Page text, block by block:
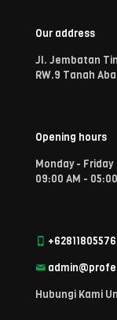
Our address
Jl. Jembatan
RW.9 Tanah
Opening hours
Monday - Friday
09:00 AM -
Hubungi Kami